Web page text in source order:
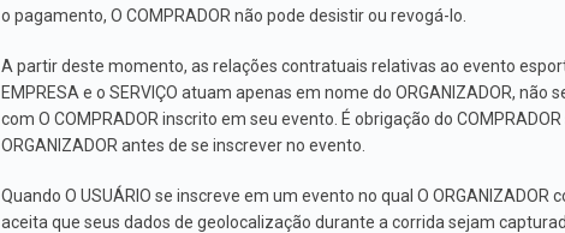
o pagamento, O COMPRADOR não pode desistir ou revogá-lo.
A partir deste momento, as relações contratuais relativas ao evento
EMPRESA e o SERVIÇO atuam apenas em nome do ORGANIZADOR,
com O COMPRADOR inscrito em seu evento. É obrigação do
ORGANIZADOR antes de se inscrever no evento.
Quando O USUÁRIO se inscreve em um evento no qual O
aceita que seus dados de geolocalização durante a corrida sejam